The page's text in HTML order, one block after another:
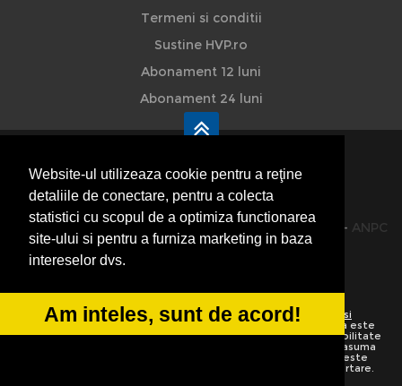
Website-ul utilizeaza cookie pentru a reţine
detaliile de conectare, pentru a colecta
statistici cu scopul de a optimiza functionarea
site-ului si pentru a furniza marketing in baza
intereselor dvs.
Am inteles, sunt de acord!
Termeni si conditii
Sustine HVP.ro
Abonament 12 luni
Abonament 24 luni
HVP - Hoteluri Vile Pensiuni
© 2014-2026 Powered byVilonMedia&TekaBility - ANPC
SOL
Utilizand acest site inseamna ca sunteti de acord cu Termenii si
conditiile de utilizare Preluarea informatiilor totala sau partiala este
strict interzisa. Ne rezervam dreptul de a apela la institutiile abilitate
nu isi asuma
vina pentru corectitudinea informatiilor. Daca o informatie nu este
corecta sau este incompleta va rugam folositi linkurile de raportare.